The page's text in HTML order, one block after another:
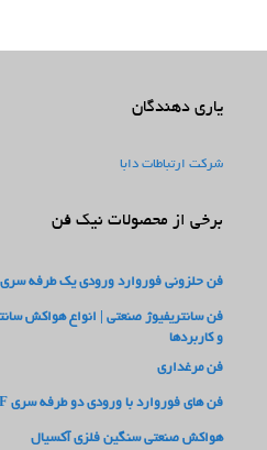
یاری دهندگان
شرکت ارتباطات دابا
برخی از محصولات نیک فن
فن حلزونی فوروارد ورودی یک طرفه سری BEF
فن سانتریفیوژ صنعتی | انواع هواکش
و کاربردها
فن مرغداری
فن های فوروارد با ورودی دو طرفه سری BEF
هواکش صنعتی سنگین فلزی آکسیال